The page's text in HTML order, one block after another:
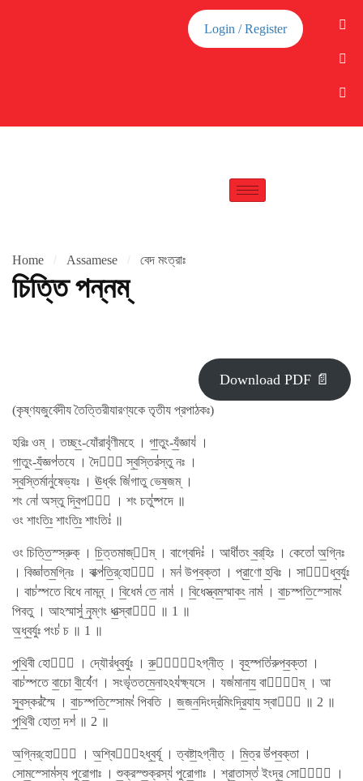
Login / Register
Home Assamese বেদ মংত্রাঃ
চিত্তি পন্নম্
Download PDF 📄
(কৃষ্ণযজুর্বেদীয তৈত্তিরীযারণ্যকে তৃতীয প্রপাঠকঃ)
হরিঃ ওম্ । তচ্ছং॒-যোঁরাবৃ॑ণীমহে । গা॒তুং-যঁ॒জ্ঞায॑ ।
গা॒তুং-যঁ॒জ্ঞপ॑তযে । দৈবী᳚ স্ব॒স্তির॑স্তু নঃ ।
স্ব॒স্তির্মানু॑ষেভ্যঃ । ঊ॒র্ধ্বং জি॑গাতু ভেষ॒জম্ ।
শং নো॑ অস্তু দ্বি॒পদে᳚ । শং চতু॑ষ্পদে ॥
ওং শাংতিঃ॒ শাংতিঃ॒ শাংতিঃ॑ ॥
ওং চিত্তি॒স্স্রুক্ । চি॒ত্তমাজ্য᳚ম্ । বাগ্বেদিঃ॑ । আধী॑তং ব॒র্​হিঃ । কেতো॑ অ॒গ্নিঃ
। বিজ্ঞা॑তম॒গ্নিঃ । বাক্প॑তি॒র্​হোতা᳚ । মন॑ উপব॒ক্তা । প্রা॒ণো হ॒বিঃ । সামা᳚ধ্ব॒র্যুঃ
। বাচ॑স্পতে বিধে নামন্ন্ । বি॒ধেম॑ তে॒ নাম॑ । বি॒ধেস্ত্বম॒স্মাকং॒ নাম॑ । বা॒চস্পতি॒স্সোমং॑
পিবতু । আঽস্মাসু॑ নৃ॒ম্ণং ধা॒ত্স্বাহা᳚ ॥ 1 ॥
অ॒ধ্ব॒র্যুঃ পংচ॑ চ ॥ 1 ॥
পৃ॒থি॒বী হোতা᳚ । দ্যৌর॑ধ্ব॒র্যুঃ । রু॒দ্রো᳚ঽগ্নীত্ । বৃহ॒স্পতি॑রুপব॒ক্তা ।
বাচ॑স্পতে বা॒চো বী॒র্যে॑ণ । সংভৃ॑ততমে॒নাঽঽয॑ক্ষ্যসে । যজ॑মানায॒ বার্য᳚ম্ । আ
সুব॒স্কর॑স্মৈ । বা॒চস্পতি॒স্সোমং॑ পিবতি । জ॒জন॒দিংদ্র॑মিংদ্রি॒যায॒ স্বাহা᳚ ॥ 2 ॥
পৃ॒থি॒বী হোতা॒ দশ॑ ॥ 2 ॥
অ॒গ্নির্​হোতা᳚ । অ॒শ্বিনা᳚ঽধ্ব॒র্যূ । ত্বষ্টা॒ঽগ্নীত্ । মি॒ত্র উ॑পব॒ক্তা ।
সোম॒স্সোম॑স্য পুরো॒গাঃ । শু॒ক্রস্শু॒ক্রস্য॑ পুরো॒গাঃ । শ্রা॒তাস্ত॑ ইংদ্র॒ সোমাঃ᳚ ।